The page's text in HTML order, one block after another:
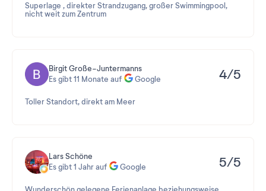
Superlage , direkter Strandzugang, großer Swimmingpool,
nicht weit zum Zentrum
Birgit Große-Juntermanns
Es gibt 11 Monate auf
Google 4/5
Toller Standort, direkt am Meer
Lars Schöne
Es gibt 1 Jahr auf
Google 5/5